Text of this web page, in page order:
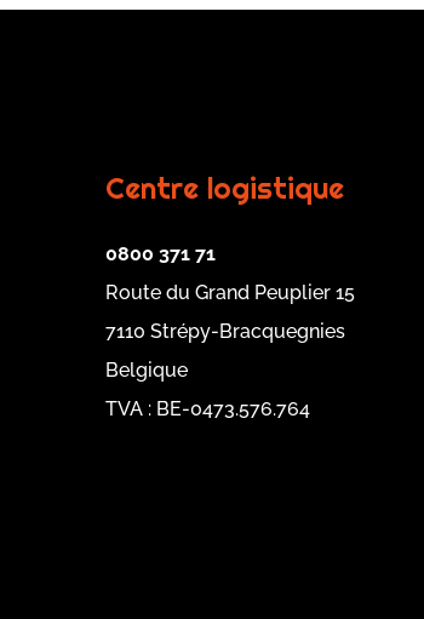
Centre logistique
0800 371 71
Route du Grand Peuplier 15
7110 Strépy-Bracquegnies
Belgique
TVA : BE-0473.576.764